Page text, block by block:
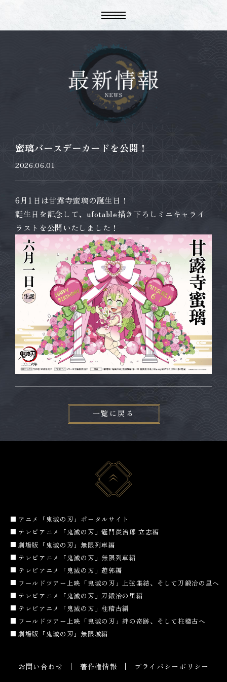
蜜璃バースデーカードを公開！
2026.06.01
6月1日は甘露寺蜜璃の誕生日！
誕生日を記念して、ufotable描き下ろしミニキャライ
ラストを公開いたしました！
一覧に戻る
アニメ「鬼滅の刃」ポータルサイト
テレビアニメ「鬼滅の刃」竈門炭治郎 立志編
劇場版「鬼滅の刃」無限列車編
テレビアニメ「鬼滅の刃」無限列車編
テレビアニメ「鬼滅の刃」遊郭編
ワールドツアー上映「鬼滅の刃」上弦集結、そして刀鍛冶の里へ
テレビアニメ「鬼滅の刃」刀鍛冶の里編
テレビアニメ「鬼滅の刃」柱稽古編
ワールドツアー上映「鬼滅の刃」絆の奇跡、そして柱稽古へ
劇場版「鬼滅の刃」無限城編
お問い合わせ 著作権情報 プライバシーポリシー